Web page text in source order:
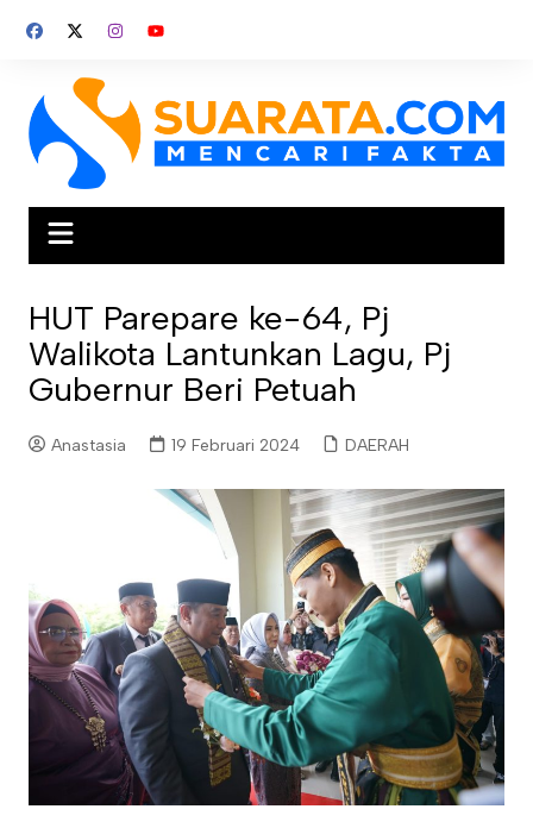
HUT Parepare ke-64, Pj
Walikota Lantunkan Lagu, Pj
Gubernur Beri Petuah
Anastasia 19 Februari 2024 DAERAH